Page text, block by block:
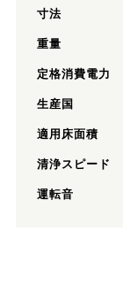
寸法
重量
定格消費電力
生産国
適用床面積
清浄スピード
運転音